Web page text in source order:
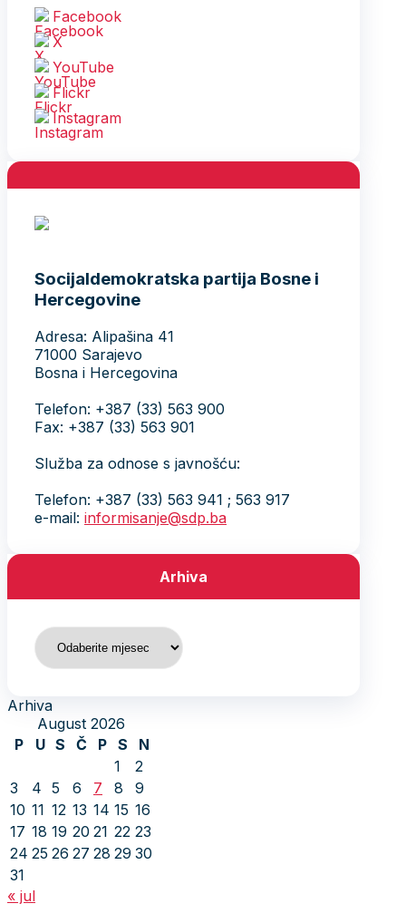
Facebook
X
YouTube
Flickr
Instagram
Socijaldemokratska partija Bosne i
Hercegovine
Adresa: Alipašina 41
71000 Sarajevo
Bosna i Hercegovina
Telefon: +387 (33) 563 900
Fax: +387 (33) 563 901
Služba za odnose s javnošću:
Telefon: +387 (33) 563 941 ; 563 917
e-mail: informisanje@sdp.ba
Arhiva
Arhiva
Arhiva
August 2026
P
U S Č P S
N
1
2
3
4 5 6 7 8
9
10 11 12 13 14 15 16
17 18 19 20 21 22 23
24 25 26 27 28 29 30
31
« jul